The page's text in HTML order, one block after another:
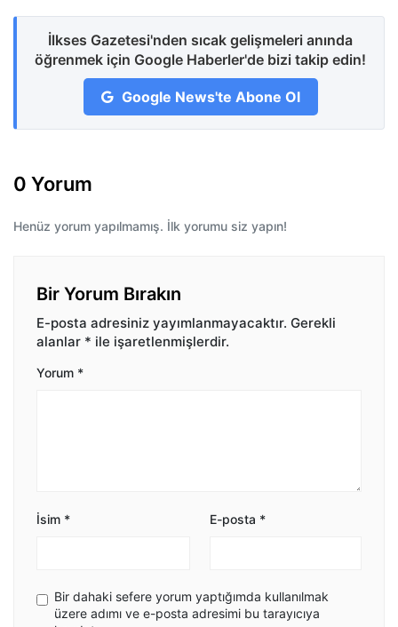
İlkses Gazetesi'nden sıcak gelişmeleri anında
öğrenmek için Google Haberler'de bizi takip edin!
Google News'te Abone Ol
0 Yorum
Henüz yorum yapılmamış. İlk yorumu siz yapın!
Bir Yorum Bırakın
E-posta adresiniz yayımlanmayacaktır. Gerekli
alanlar * ile işaretlenmişlerdir.
Yorum *
İsim * E-posta *
Bir dahaki sefere yorum yaptığımda kullanılmak
üzere adımı ve e-posta adresimi bu tarayıcıya